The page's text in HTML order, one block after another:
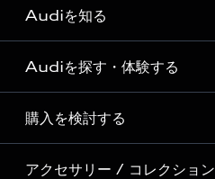
Audiを知る
Audi ブランド
Story of Progress
Audi Sport
Audiを探す・体験する
ディーラー検索
新車在庫検索
購入を検討する
モデル一覧
アクセサリー / コレクション